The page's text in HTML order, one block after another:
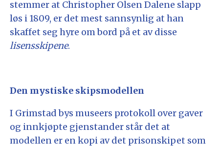
stemmer at Christopher Olsen Dalene slapp
løs i 1809, er det mest sannsynlig at han
skaffet seg hyre om bord på et av disse
lisensskipene.
Den mystiske skipsmodellen
I Grimstad bys museers protokoll over gaver
og innkjøpte gjenstander står det at
modellen er en kopi av det prisonskipet som